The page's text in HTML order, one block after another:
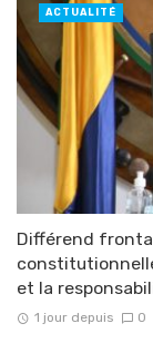
Différend
et la
1 jour depuis 0
ACTUALITÉ